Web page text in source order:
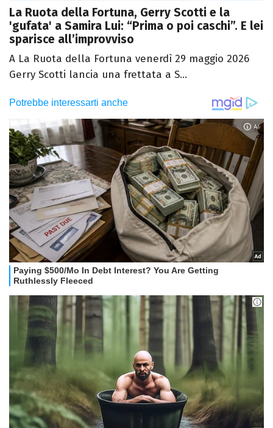
La Ruota della Fortuna, Gerry Scotti e la
'gufata' a Samira Lui: “Prima o poi caschi”. E lei
sparisce all’improvviso
A La Ruota della Fortuna venerdì 29 maggio 2026
Gerry Scotti lancia una frettata a S...